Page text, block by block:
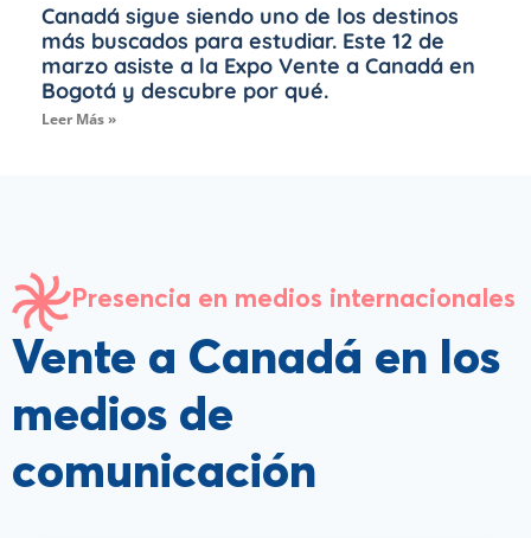
Canadá sigue siendo uno de los destinos
más buscados para estudiar. Este 12 de
marzo asiste a la Expo Vente a Canadá en
Bogotá y descubre por qué.
Leer Más »
Presencia en medios internacionales
Vente a Canadá en los
medios de
comunicación